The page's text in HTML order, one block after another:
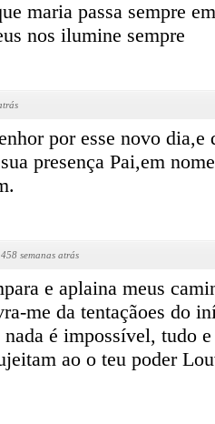
maria passa sempre
nos ilumine sempre
por esse novo dia,e
presença Pai,em
458 semanas atrás
e aplaina meus
me da tentaçãoes do
é impossível, tudo e
ao o teu poder